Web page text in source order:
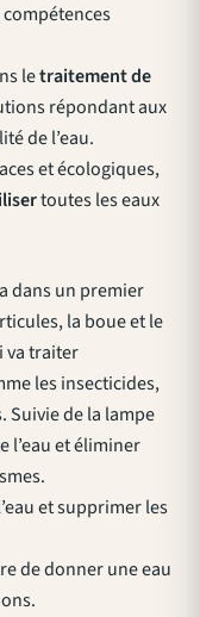
compétences
letraitement de
répondant aux
de l’eau.
et écologiques,
toutes les eaux
dans un premier
la boue et le
va traiter
les insecticides,
Suivie de la lampe
l’eau et éliminer
et supprimer les
de donner une eau